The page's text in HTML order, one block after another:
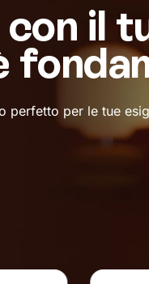
il
perfetto per le tue